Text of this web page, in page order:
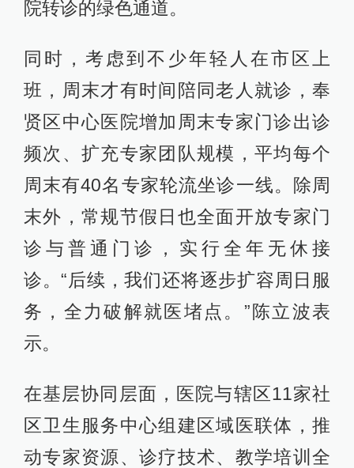
院转诊的绿色通道。
同时，考虑到不少年轻人在市区上
班，周末才有时间陪同老人就诊，奉
贤区中心医院增加周末专家门诊出诊
频次、扩充专家团队规模，平均每个
周末有40名专家轮流坐诊一线。除周
末外，常规节假日也全面开放专家门
诊与普通门诊，实行全年无休接
诊。“后续，我们还将逐步扩容周日服
务，全力破解就医堵点。”陈立波表
示。
在基层协同层面，医院与辖区11家社
区卫生服务中心组建区域医联体，推
动专家资源、诊疗技术、教学培训全